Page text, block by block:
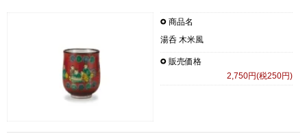
商品名
湯呑 木米風
販売価格
2,750円(税250円)